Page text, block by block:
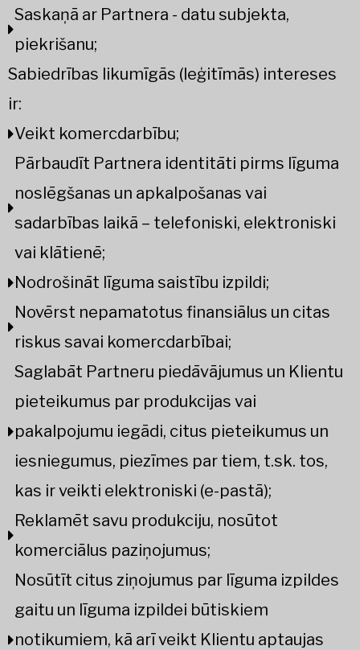
Saskaņā ar Partnera - datu subjekta,
piekrišanu;
Sabiedrības likumīgās (leģitīmās) intereses
ir:
Veikt komercdarbību;
Pārbaudīt Partnera identitāti pirms līguma
noslēgšanas un apkalpošanas vai
sadarbības laikā – telefoniski, elektroniski
vai klātienē;
Nodrošināt līguma saistību izpildi;
Novērst nepamatotus finansiālus un citas
riskus savai komercdarbībai;
Saglabāt Partneru piedāvājumus un Klientu
pieteikumus par produkcijas vai
pakalpojumu iegādi, citus pieteikumus un
iesniegumus, piezīmes par tiem, t.sk. tos,
kas ir veikti elektroniski (e-pastā);
Reklamēt savu produkciju, nosūtot
komerciālus paziņojumus;
Nosūtīt citus ziņojumus par līguma izpildes
gaitu un līguma izpildei būtiskiem
notikumiem, kā arī veikt Klientu aptaujas